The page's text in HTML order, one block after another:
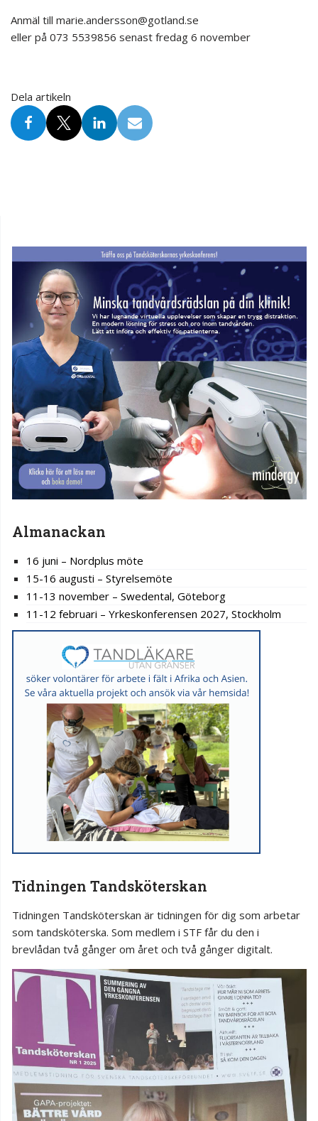
Anmäl till marie.andersson@gotland.se
eller på 073 5539856 senast fredag 6 november
Dela artikeln
Almanackan
16 juni – Nordplus möte
15-16 augusti – Styrelsemöte
11-13 november – Swedental, Göteborg
11-12 februari – Yrkeskonferensen 2027, Stockholm
Tidningen Tandsköterskan
Tidningen Tandsköterskan är tidningen för dig som arbetar
som tandsköterska. Som medlem i STF får du den i
brevlådan två gånger om året och två gånger digitalt.